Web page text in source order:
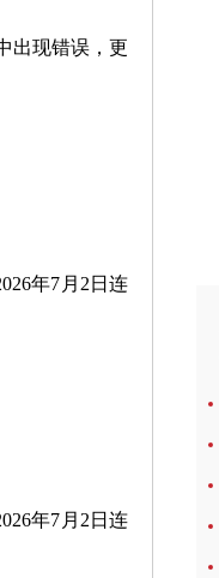
出现错误，更
年7月2日连
年7月2日连